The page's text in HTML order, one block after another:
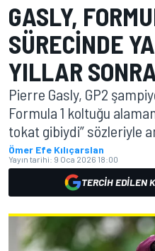
GASLY,
SÜRECINDE
YILLAR
Pierre Gasly, GP2
Formula 1 koltuğu
tokat gibiydi” sözleriyle
Ömer Efe Kılıçarslan
Yayın tarihi: 9 Oca 2026 18:00
TERCIH EDILEN